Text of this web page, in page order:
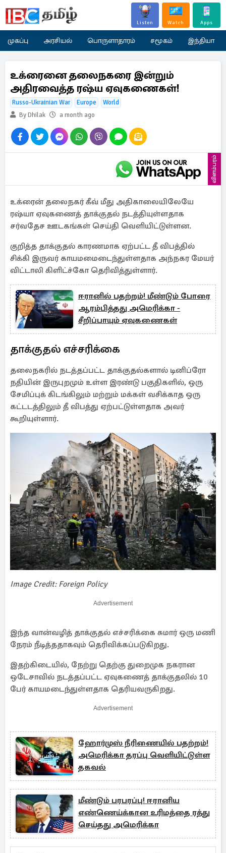
Listen Watch Apps
முகப்பு அரசியல் பொருளாதாரம் சமூகம் இந்தியா
உக்ரைனை தலைநகரை இன்றும்
அதிரவைத்த ரஷ்ய ஏவுகணைகள்!
Russo-Ukrainian War Europe
World
By Dhilak
a month ago
விளம்பரம்
உக்ரைன் தலைநகர் கீவ் மீது அதிகாலையிலேயே
ரஷ்யா ஏவுகணைத் தாக்குதல் நடத்தியுள்ளதாக
சர்வதேச ஊடகங்கள் செய்தி வெளியிட்டுள்ளன.
குறித்த தாக்குதல் காரணமாக ஏற்பட்ட தீ விபத்தில்
சிக்கி இருவர் காயமமைடைந்துள்ளதாக அந்நகர மேயர்
விட்டாலி கிளிட்ச்கோ தெரிவித்துள்ளார்.
ஈரானில் பதற்றம்! மீண்டும் போரை
ஆரம்பித்தது அமெரிக்கா -
சீறிப்பாயும் ஏவுகணைகள்
தாக்குதல் எச்சரிக்கை
தலைநகரில் நடத்தப்பட்ட தாக்குதல்களால் டினிப்ரோ
நதியின் இருபுறமும் உள்ள இரண்டு பகுதிகளில், ஒரு
சேமிப்புக் கிடங்கிலும் மற்றும் மக்கள் வசிக்காத ஒரு
கட்டடத்திலும் தீ விபத்து ஏற்பட்டுள்ளதாக அவர்
கூறியுள்ளார்.
Image Credit: Foreign Policy
Advertisement
இந்த வான்வழித் தாக்குதல் எச்சரிக்கை சுமார் ஒரு மணி
நேரம் நீடித்ததாகவும் தெரிவிக்கப்படுகிறது.
இதற்கிடையில், நேற்று தெற்கு துறைமுக நகரான
ஒடேசாவில் நடத்தப்பட்ட ஏவுகணைத் தாக்குதலில் 10
பேர் காயமடைந்துள்ளதாக தெரியவருகிறது.
Advertisement
ஹோர்முஸ் நீரிணையில் பதற்றம்!
அமெரிக்கா தரப்பு வெளியிட்டுள்ள
தகவல்
மீண்டும் பரபரப்பு! ஈரானிய
எண்ணெய்க்கான உரிமத்தை ரத்து
செய்தது அமெரிக்கா